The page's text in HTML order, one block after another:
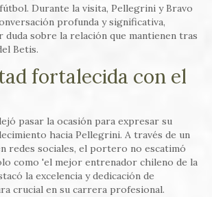
Durante la visita, Pellegrini y Bravo
profunda y significativa,
duda sobre la relación que mantienen tras
Betis.
fortalecida con el
pasar la ocasión para expresar su
hacia Pellegrini. A través de un
redes sociales, el portero no escatimó
como 'el mejor entrenador chileno de la
la excelencia y dedicación de
crucial en su carrera profesional.